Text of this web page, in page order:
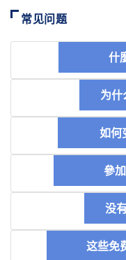
常见问题
什麼
为什
如何
參加
没
这些免